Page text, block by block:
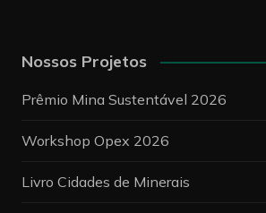
Nossos Projetos
Prêmio Mina Sustentável 2026
Workshop Opex 2026
Livro Cidades de Minerais